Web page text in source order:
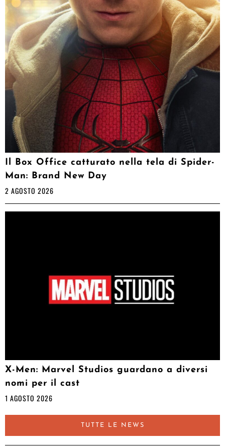
Il Box Office catturato nella tela di Spider-
Man: Brand New Day
2 AGOSTO 2026
X-Men: Marvel Studios guardano a diversi
nomi per il cast
1 AGOSTO 2026
TUTTE LE NEWS